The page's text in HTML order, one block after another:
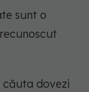
sunt o
dovezi